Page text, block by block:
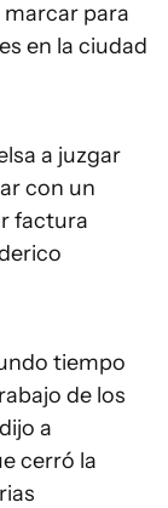
para
en la ciudad
a juzgar
con un
factura
tiempo
de los
a
cerró la